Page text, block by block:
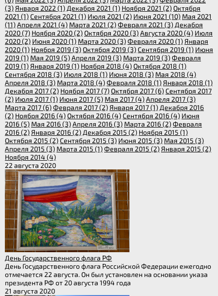
(3) Января 2022 (1) Декабря 2021 (1) Ноября 2021 (2)Октября
2021 (1)Сентября 2021 (1) Июля 2021 (2) Июня 2021 (10) Мая 2021
(11)Апреля 2021 (4) Марта 2021 (2)Февраля 2021 (3) Декабря
2020 (7) Ноября 2020 (2)Октября 2020 (3)Августа 2020 (4) Июля
2020 (2) Июня 2020 (1) Марта 2020 (3)Февраля 2020 (1) Января
2020 (1) Ноября 2019 (3)Октября 2019 (3)Сентября 2019 (1) Июня
2019 (1) Мая 2019 (5)Апреля 2019 (3) Марта 2019 (3)Февраля
2019 (1) Января 2019 (1) Ноября 2018 (4)Октября 2018 (1)
Сентября 2018 (3) Июля 2018 (1) Июня 2018 (3) Мая 2018 (4)
Апреля 2018 (3) Марта 2018 (4)Февраля 2018 (1) Января 2018 (1)
Декабря 2017 (2) Ноября 2017 (7)Октября 2017 (6)Сентября 2017
(2) Июля 2017 (1) Июня 2017 (5) Мая 2017 (4)Апреля 2017 (3)
Марта 2017 (6)Февраля 2017 (2) Января 2017 (1) Декабря 2016
(2) Ноября 2016 (4)Октября 2016 (4)Сентября 2016 (4) Июня
2016 (5) Мая 2016 (3)Апреля 2016 (3) Марта 2016 (2)Февраля
2016 (2) Января 2016 (2) Декабря 2015 (2) Ноября 2015 (1)
Октября 2015 (2)Сентября 2015 (3) Июня 2015 (3) Мая 2015 (3)
Апреля 2015 (3) Марта 2015 (1)Февраля 2015 (2) Января 2015 (2)
Ноября 2014 (4)
22 августа 2020
День Государственного флага РФ
День Государственного флага Российской Федерации ежегодно
отмечается 22 августа. Он был установлен на основании указа
президента РФ от 20 августа 1994 года
21 августа 2020